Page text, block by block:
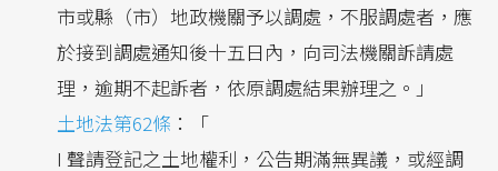
市或縣（市）地政機關予以調處，不服調處者，應
於接到調處通知後十五日內，向司法機關訴請處
理，逾期不起訴者，依原調處結果辦理之。」
土地法第62條 ：「
I 聲請登記之土地權利，公告期滿無異議，或經調